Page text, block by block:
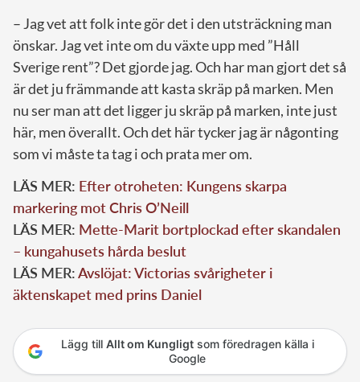
– Jag vet att folk inte gör det i den utsträckning man
önskar. Jag vet inte om du växte upp med ”Håll
Sverige rent”? Det gjorde jag. Och har man gjort det så
är det ju främmande att kasta skräp på marken. Men
nu ser man att det ligger ju skräp på marken, inte just
här, men överallt. Och det här tycker jag är någonting
som vi måste ta tag i och prata mer om.
LÄS MER: Efter otroheten: Kungens skarpa
markering mot Chris O’Neill
LÄS MER: Mette-Marit bortplockad efter skandalen
– kungahusets hårda beslut
LÄS MER:Avslöjat: Victorias svårigheter i
äktenskapet med prins Daniel
Lägg till Allt om Kungligtsom föredragen källa i
Google